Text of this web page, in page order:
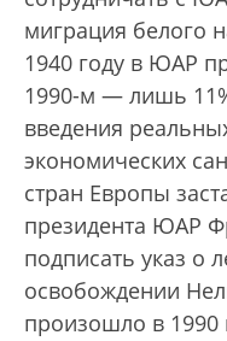
миграция белого
1940 году в ЮАР
1990-м — лишь
введения
экономических
стран Европы
президента ЮАР
подписать указ о
освобождении
произошло в 1990